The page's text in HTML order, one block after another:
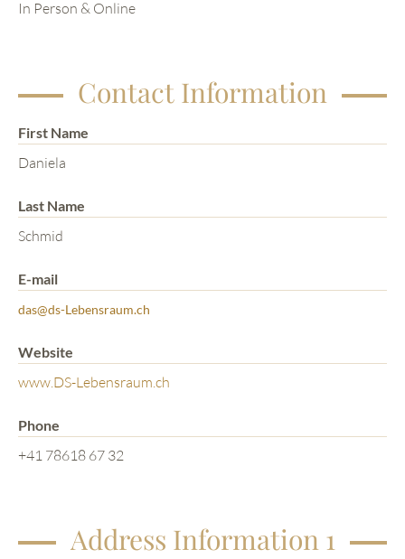
In Person & Online
Contact Information
First Name
Daniela
Last Name
Schmid
E-mail
das@ds-Lebensraum.ch
Website
www.DS-Lebensraum.ch
Phone
+41 78618 67 32
Address Information 1